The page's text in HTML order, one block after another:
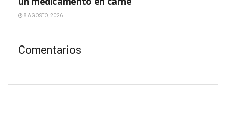
8 AGOSTO, 2026
Comentarios